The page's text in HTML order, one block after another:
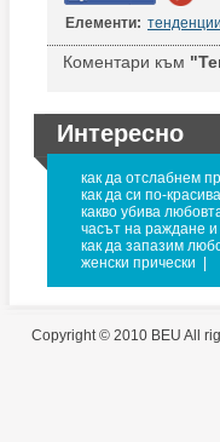
Елементи:
Коментари към
Интересно
как да отслабнем
как да си по-красива
какво убива
часът на раждане и
как да запазим
женски прически
Copyright © 2010 BEU All